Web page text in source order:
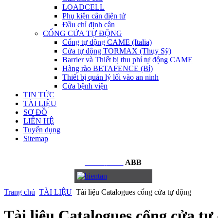
LOADCELL
Phụ kiện cân điện tử
Đầu chỉ định cân
CỔNG CỬA TỰ ĐỘNG
Cổng tự động CAME (Italia)
Cửa tự động TORMAX (Thụy Sỹ)
Barrier và Thiết bị thu phí tự động CAME
Hàng rào BETAFENCE (Bỉ)
Thiết bị quản lý lối vào an ninh
Cửa bệnh viện
TIN TỨC
TÀI LIỆU
SƠ ĐỒ
LIÊN HỆ
Tuyển dụng
Sitemap
ABB
Trang chủ TÀI LIỆU Tài liệu Catalogues cổng cửa tự động